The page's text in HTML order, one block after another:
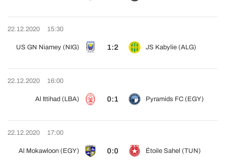
22.12.2020 15:30
US GN Niamey (NIG) 1:2 JS Kabylie (ALG)
22.12.2020 16:00
Al Ittihad (LBA) 0:1 Pyramids FC (EGY)
22.12.2020 17:00
Al Mokawloon (EGY) 0:0 Étoile Sahel (TUN)